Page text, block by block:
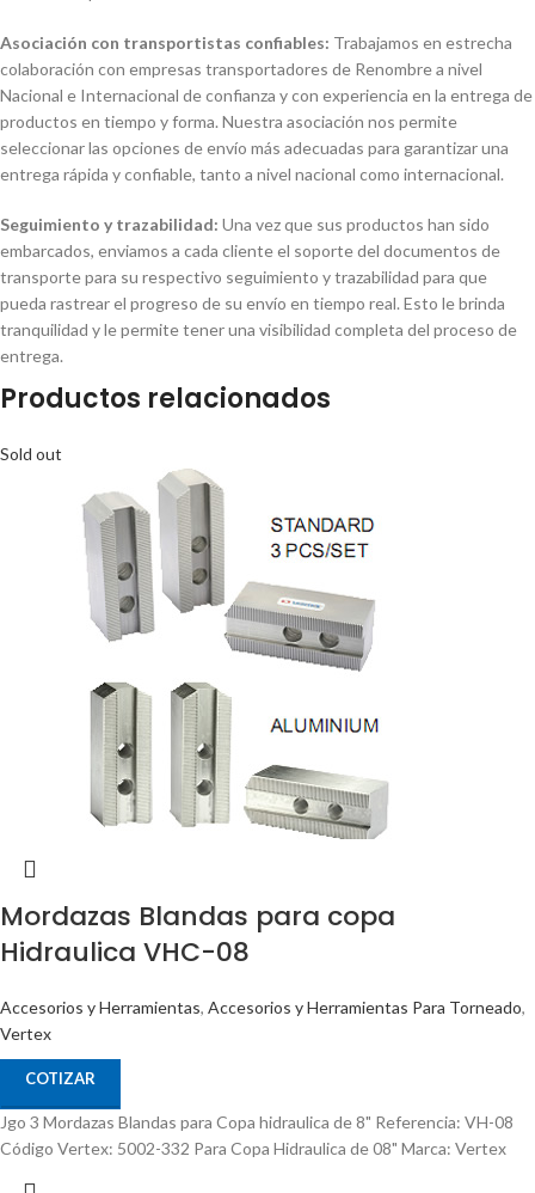
Asociación con transportistas confiables: Trabajamos en estrecha
colaboración con empresas transportadores de Renombre a nivel
Nacional e Internacional de confianza y con experiencia en la entrega de
productos en tiempo y forma. Nuestra asociación nos permite
seleccionar las opciones de envío más adecuadas para garantizar una
entrega rápida y confiable, tanto a nivel nacional como internacional.
Seguimiento y trazabilidad: Una vez que sus productos han sido
embarcados, enviamos a cada cliente el soporte del documentos de
transporte para su respectivo seguimiento y trazabilidad para que
pueda rastrear el progreso de su envío en tiempo real. Esto le brinda
tranquilidad y le permite tener una visibilidad completa del proceso de
entrega.
Productos relacionados
Sold out
Mordazas Blandas para copa
Hidraulica VHC-08
Accesorios y Herramientas, Accesorios y Herramientas Para Torneado,
Vertex
COTIZAR
Jgo 3 Mordazas Blandas para Copa hidraulica de 8" Referencia: VH-08
Código Vertex: 5002-332 Para Copa Hidraulica de 08" Marca: Vertex